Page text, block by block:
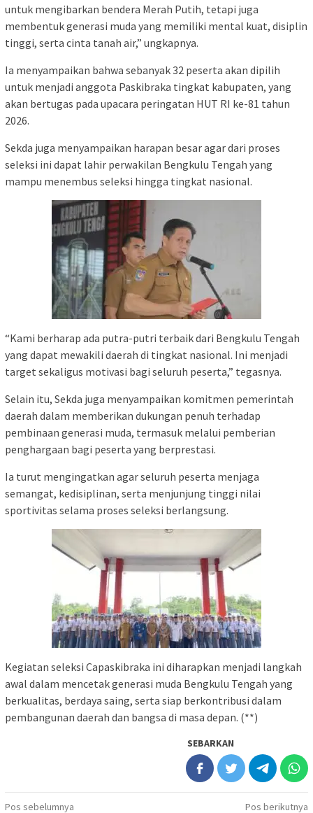
untuk mengibarkan bendera Merah Putih, tetapi juga
membentuk generasi muda yang memiliki mental kuat, disiplin
tinggi, serta cinta tanah air,” ungkapnya.
Ia menyampaikan bahwa sebanyak 32 peserta akan dipilih
untuk menjadi anggota Paskibraka tingkat kabupaten, yang
akan bertugas pada upacara peringatan HUT RI ke-81 tahun
2026.
Sekda juga menyampaikan harapan besar agar dari proses
seleksi ini dapat lahir perwakilan Bengkulu Tengah yang
mampu menembus seleksi hingga tingkat nasional.
“Kami berharap ada putra-putri terbaik dari Bengkulu Tengah
yang dapat mewakili daerah di tingkat nasional. Ini menjadi
target sekaligus motivasi bagi seluruh peserta,” tegasnya.
Selain itu, Sekda juga menyampaikan komitmen pemerintah
daerah dalam memberikan dukungan penuh terhadap
pembinaan generasi muda, termasuk melalui pemberian
penghargaan bagi peserta yang berprestasi.
Ia turut mengingatkan agar seluruh peserta menjaga
semangat, kedisiplinan, serta menjunjung tinggi nilai
sportivitas selama proses seleksi berlangsung.
Kegiatan seleksi Capaskibraka ini diharapkan menjadi langkah
awal dalam mencetak generasi muda Bengkulu Tengah yang
berkualitas, berdaya saing, serta siap berkontribusi dalam
pembangunan daerah dan bangsa di masa depan. (**)
SEBARKAN
Pos sebelumnya Pos berikutnya